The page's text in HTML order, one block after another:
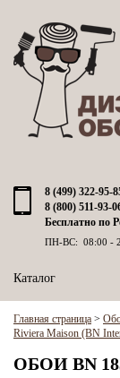
8 (499) 322-95-
8 (800) 511-93-
Бесплатно по
ПН-ВС: 08:00 -
Каталог
Главная страница >
Riviera Maison (BN
ОБОИ BN